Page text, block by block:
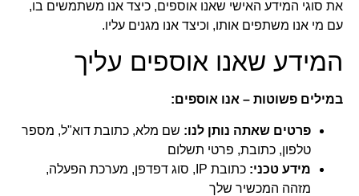
את סוגי המידע האישי שאנו אוספים, כיצד אנו משתמשים בו,
עם מי אנו משתפים אותו, וכיצד אנו מגנים עליו.
המידע שאנו אוספים עליך
במילים פשוטות – אנו אוספים:
פרטים שאתה נותן לנו: שם מלא, כתובת דוא"ל, מספר
טלפון, כתובת, פרטי תשלום
מידע טכני:
כתובת IP, סוג דפדפן, מערכת הפעלה,
מזהה המכשיר שלך